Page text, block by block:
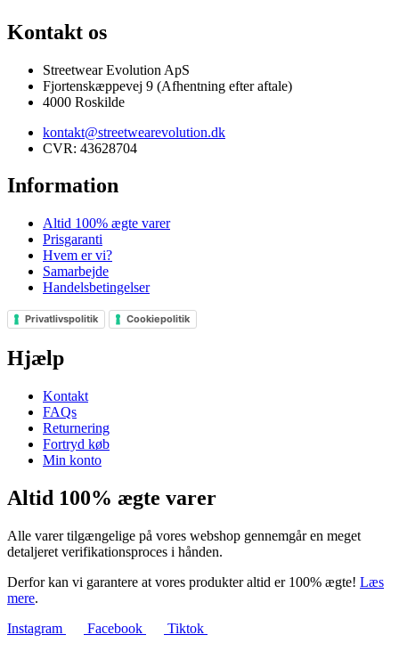
Kontakt os
Streetwear Evolution ApS
Fjortenskæppevej 9 (Afhentning efter aftale)
4000 Roskilde
kontakt@streetwearevolution.dk
CVR: 43628704
Information
Altid 100% ægte varer
Prisgaranti
Hvem er vi?
Samarbejde
Handelsbetingelser
Privatlivspolitik Cookiepolitik
Hjælp
Kontakt
FAQs
Returnering
Fortryd køb
Min konto
Altid 100% ægte varer
Alle varer tilgængelige på vores webshop gennemgår en meget
detaljeret verifikationsproces i hånden.
Derfor kan vi garantere at vores produkter altid er 100% ægte! Læs
mere.
Instagram
Facebook Tiktok